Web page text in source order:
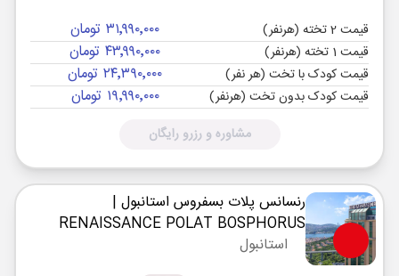
قیمت 2 تخته (هرنفر) ۳۱٬۹۹۰٬۰۰۰ تومان
قیمت 1 تخته (هرنفر) ۴۳٬۹۹۰٬۰۰۰ تومان
قیمت کودک با تخت (هر نفر) ۲۴٬۳۹۰٬۰۰۰ تومان
قیمت کودک بدون تخت (هرنفر) ۱۹٬۹۹۰٬۰۰۰ تومان
مشاوره و رزرو رایگان
رنسانس پلات بسفروس استانبول |
RENAISSANCE POLAT BOSPHORUS
استانبول